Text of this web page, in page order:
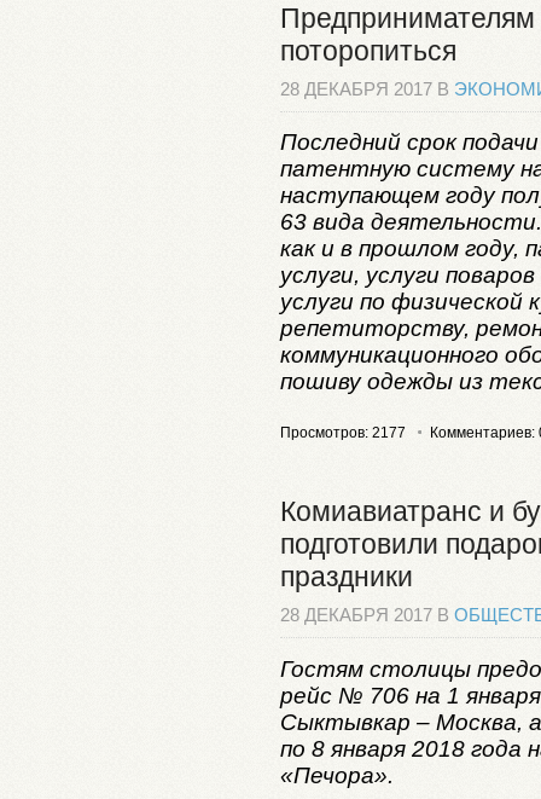
Предпринимателям
поторопиться
28 ДЕКАБРЯ 2017 В
Последний срок
патентную систему
наступающем году
63 вида
как и в прошлом году,
услуги, услуги
услуги по физической
репетиторству,
коммуникационного
пошиву одежды из
Просмотров: 2177 Комментариев:
Комиавиатранс и
подготовили
праздники
28 ДЕКАБРЯ 2017 В
Гостям столицы
рейс № 706 на 1
Сыктывкар – Москва,
по 8 января 2018 года
«Печора».